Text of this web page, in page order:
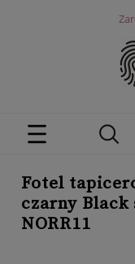
Fotel
czarny
NORR11